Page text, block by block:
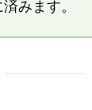
みます。